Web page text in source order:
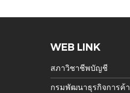
WEB LINK
สภาวิชาชีพบัญชี
กรมพัฒนาธุรกิจการค้า